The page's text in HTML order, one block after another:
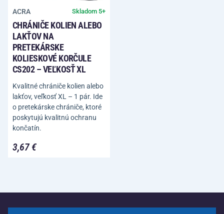
ACRA Skladom 5+
CHRÁNIČE KOLIEN ALEBO
LAKŤOV NA
PRETEKÁRSKE
KOLIESKOVÉ KORČULE
CS202 – VEĽKOSŤ XL
Kvalitné chrániče kolien alebo
lakťov, veľkosť XL – 1 pár. Ide
o pretekárske chrániče, ktoré
poskytujú kvalitnú ochranu
končatín.
3,67 €